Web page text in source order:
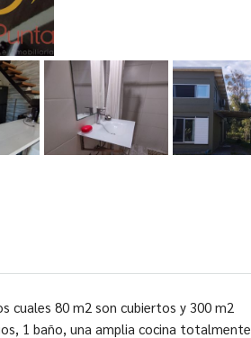
cuales 80 m2 son cubiertos y 300 m2
1 baño, una amplia cocina totalmente